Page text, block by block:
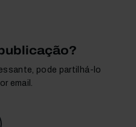
pode partilhá-lo
email.